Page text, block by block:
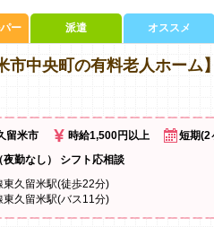
ー 派遣 オススメ
市中央町の有料老人ホー
留米市 時給1,500円以上
短期(2
夜勤なし） シフト応相談
東久留米駅(徒歩22分)
東久留米駅(バス11分)